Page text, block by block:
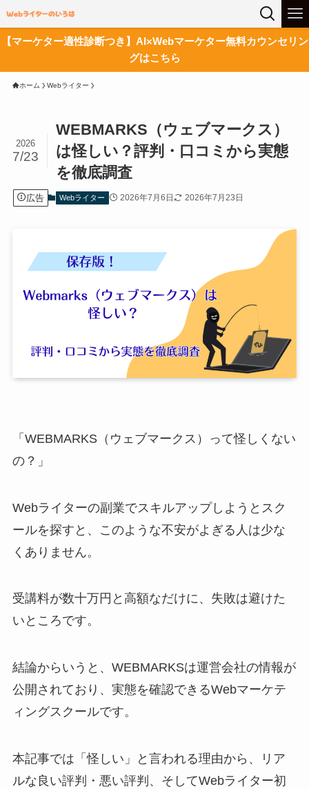
【マーケター適性診断つき】AI×Webマーケター無料カウンセリン
グはこちら
ホーム Webライター
WEBMARKS（ウェブマークス）
は怪しい？評判・口コミから実態
を徹底調査
2026
7/23
広告 Webライター 2026年7月6日 2026年7月23日
「WEBMARKS（ウェブマークス）って怪しくない
の？」
Webライターの副業でスキルアップしようとスク
ールを探すと、このような不安がよぎる人は少な
くありません。
受講料が数十万円と高額なだけに、失敗は避けた
いところです。
結論からいうと、WEBMARKSは運営会社の情報が
公開されており、実態を確認できるWebマーケテ
ィングスクールです。
本記事では「怪しい」と言われる理由から、リア
ルな良い評判・悪い評判、そしてWebライター初